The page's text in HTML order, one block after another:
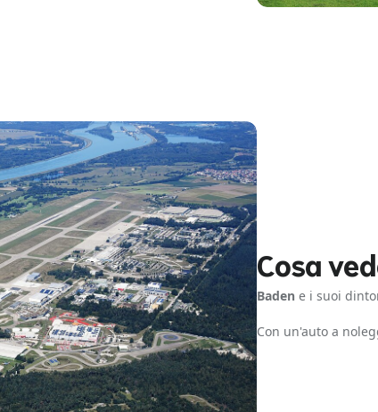
Cosa
Baden e i suoi
Con un'auto a